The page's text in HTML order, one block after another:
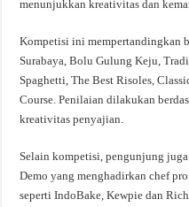
menunjukkan kreativitas dan
Kompetisi ini mempertandingkan
Surabaya, Bolu Gulung Keju,
Spaghetti, The Best Risoles,
Course. Penilaian dilakukan
kreativitas penyajian.
Selain kompetisi, pengunjung
Demo yang menghadirkan chef
seperti IndoBake, Kewpie dan